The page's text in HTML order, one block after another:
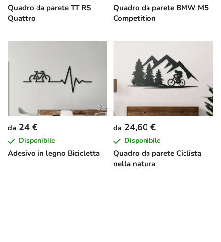
Quadro da parete TT RS
Quattro
Quadro da parete BMW M5
Competition
Adesivo in legno Bicicletta
da 24 €
Disponibile
Quadro da parete Ciclista
nella natura
da 24,60 €
Disponibile